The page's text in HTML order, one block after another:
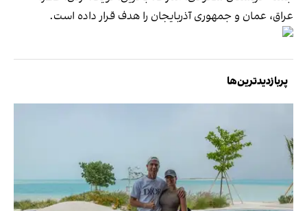
عراق، عمان و جمهوری آذربایجان را هدف قرار داده است.
پربازدیدترین‌ها